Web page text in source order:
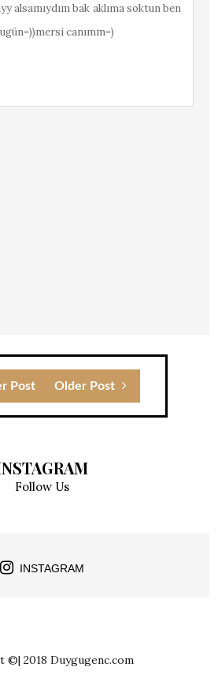
alsamıydım bak aklıma soktun ben
canımm=)
Post Older Post
Follow Us
INSTAGRAM
©| 2018 Duygugenc.com